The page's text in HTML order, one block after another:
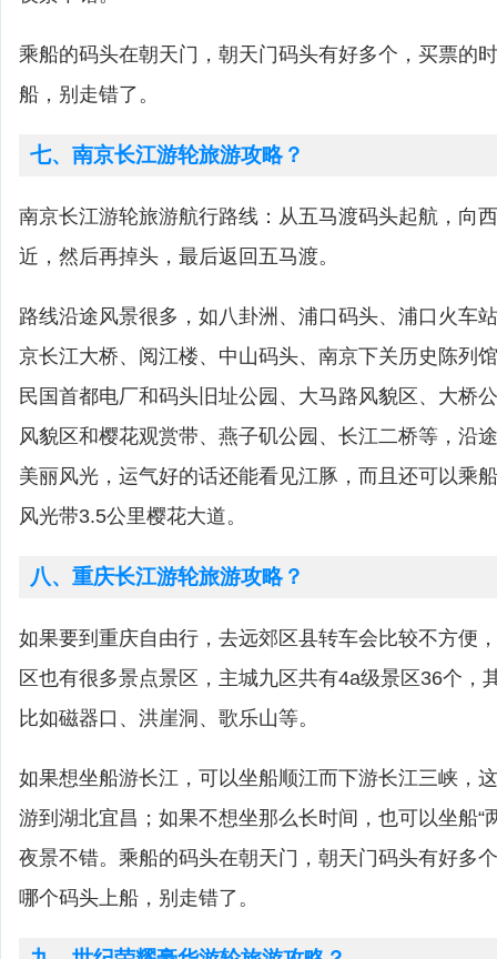
乘船的码头在朝天门，朝天门码头有好多个，买票的
船，别走错了。
七、南京长江游轮旅游攻略？
南京长江游轮旅游航行路线：从五马渡码头起航，向
近，然后再掉头，最后返回五马渡。
路线沿途风景很多，如八卦洲、浦口码头、浦口火车
京长江大桥、阅江楼、中山码头、南京下关历史陈列
民国首都电厂和码头旧址公园、大马路风貌区、大桥
风貌区和樱花观赏带、燕子矶公园、长江二桥等，沿
美丽风光，运气好的话还能看见江豚，而且还可以乘
风光带3.5公里樱花大道。
八、重庆长江游轮旅游攻略？
如果要到重庆自由行，去远郊区县转车会比较不方便
区也有很多景点景区，主城九区共有4a级景区36个，
比如磁器口、洪崖洞、歌乐山等。
如果想坐船游长江，可以坐船顺江而下游长江三峡，
游到湖北宜昌；如果不想坐那么长时间，也可以坐船“
夜景不错。乘船的码头在朝天门，朝天门码头有好多
哪个码头上船，别走错了。